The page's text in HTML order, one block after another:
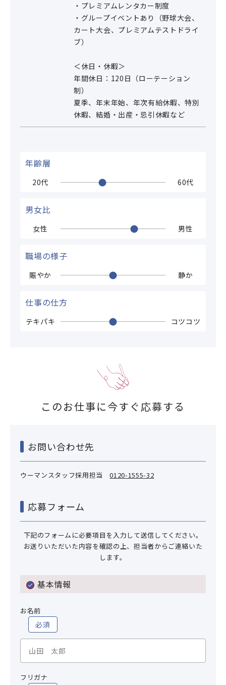
・プレミアムレンタカー制度
・グループイベントあり（野球大会、
カート大会、プレミアムテストドライ
ブ）
＜休日・休暇＞
年間休日：120日（ローテーション
制）
夏季、年末年始、年次有給休暇、特別
休暇、結婚・出産・忌引休暇など
年齢層
20代 60代
男女比
女性 男性
職場の様子
賑やか 静か
仕事の仕方
テキパキ コツコツ
このお仕事に今すぐ応募する
お問い合わせ先
ウーマンスタッフ採用担当0120-1555-32
応募フォーム
下記のフォームに必要項目を入力して送信してください。
お送りいただいた内容を確認の上、担当者からご連絡いた
します。
基本情報
お名前
必須
フリガナ